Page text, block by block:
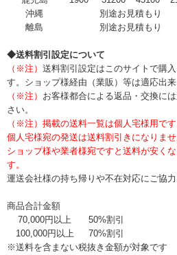
沖縄
別途お見積もり
離島
別途お見積もり
◆送料割引設定について
（※注） 送料割引設定はこのサイトで購
す。ショップ様経由（業販）等は適応出
（※注） お客様都合による返品・交換に
さい。
（※注）掲載の送料一覧は個人宅様用です
個人宅様宛の発送は送料割引きになりませ
ショップ様や業者様宛ですと送料が安く
す。
運送会社様の持ち帰りや不在対応にご協力
商品合計金額
70,000円以上
50%割引
100,000円以上
70%割引
※送料を含まない税抜き金額が対象です